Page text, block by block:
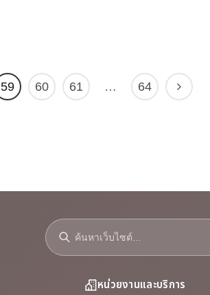
59 60 61 … 64
หน่วยงานและบริการ